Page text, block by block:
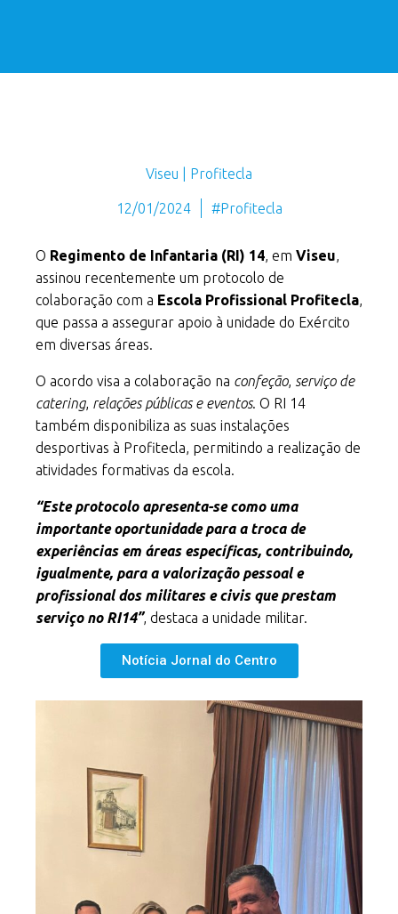
Viseu | Profitecla
12/01/2024 #Profitecla
O Regimento de Infantaria (RI) 14, em Viseu,
assinou recentemente um protocolo de
colaboração com a Escola Profissional Profitecla,
que passa a assegurar apoio à unidade do Exército
em diversas áreas.
O acordo visa a colaboração na confeção, serviço de
catering, relações públicas e eventos. O RI 14
também disponibiliza as suas instalações
desportivas à Profitecla, permitindo a realização de
atividades formativas da escola.
“Este protocolo apresenta-se como uma
importante oportunidade para a troca de
experiências em áreas específicas, contribuindo,
igualmente, para a valorização pessoal e
profissional dos militares e civis que prestam
serviço no RI14”, destaca a unidade militar.
Notícia Jornal do Centro